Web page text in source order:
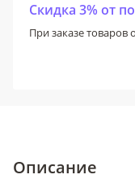
Скидка 3% от
При заказе товаров
Описание